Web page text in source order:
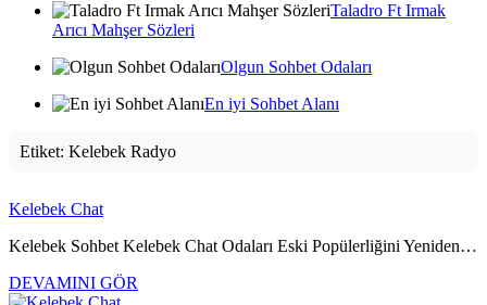
Taladro Ft Irmak
Arıcı Mahşer Sözleri
Olgun Sohbet Odaları
En iyi Sohbet Alanı
Etiket: Kelebek Radyo
Kelebek Chat
Kelebek Sohbet Kelebek Chat Odaları Eski Popülerliğini Yeniden…
DEVAMINI GÖR